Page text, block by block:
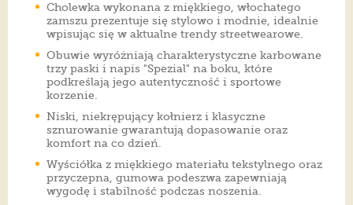
Cholewka wykonana z miękkiego, włochatego
zamszu prezentuje się stylowo i modnie, idealnie
wpisując się w aktualne trendy streetwearowe.
Obuwie wyróżniają charakterystyczne karbowane
trzy paski i napis "Spezial" na boku, które
podkreślają jego autentyczność i sportowe
korzenie.
Niski, niekrępujący kołnierz i klasyczne
sznurowanie gwarantują dopasowanie oraz
komfort na co dzień.
Wyściółka z miękkiego materiału tekstylnego oraz
przyczepna, gumowa podeszwa zapewniają
wygodę i stabilność podczas noszenia.